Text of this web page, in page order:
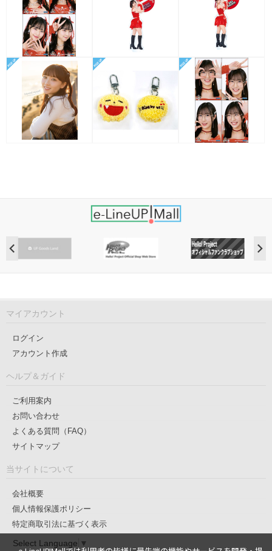
マイアカウント
ログイン
アカウント作成
ヘルプ＆ガイド
ご利用案内
お問い合わせ
よくある質問（FAQ）
サイトマップ
当サイトについて
会社概要
個人情報保護ポリシー
特定商取引法に基づく表示
Select Language ▼